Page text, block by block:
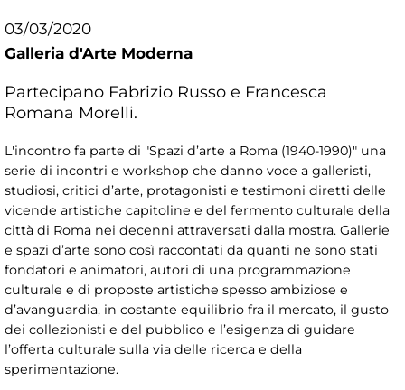
03/03/2020
Galleria d'Arte Moderna
Partecipano Fabrizio Russo e Francesca
Romana Morelli.
L'incontro fa parte di "Spazi d’arte a Roma (1940-1990)" una
serie di incontri e workshop che danno voce a galleristi,
studiosi, critici d’arte, protagonisti e testimoni diretti delle
vicende artistiche capitoline e del fermento culturale della
città di Roma nei decenni attraversati dalla mostra. Gallerie
e spazi d’arte sono così raccontati da quanti ne sono stati
fondatori e animatori, autori di una programmazione
culturale e di proposte artistiche spesso ambiziose e
d’avanguardia, in costante equilibrio fra il mercato, il gusto
dei collezionisti e del pubblico e l’esigenza di guidare
l’offerta culturale sulla via delle ricerca e della
sperimentazione.